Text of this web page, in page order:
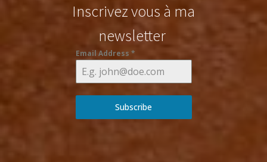
Inscrivez vous à ma
newsletter
Email Address *
Subscribe